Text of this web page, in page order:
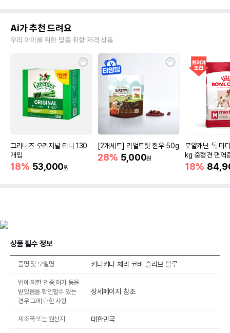
Ai가 추천 드려요
우리 아이를 위한 맞춤 취향 저격 상품
그리니즈 오리지널 티니 130
개입
18% 53,000원
[2개세트] 리얼트릿 한우 50g
28% 5,000원
로얄캐닌 독 미
kg 중형견 면역
18%
상품 필수 정보
품명 및 모델명 키니키니 체리 코비 슬리브 블루
법에 의한 인증,허가 등을
받았음을 확인할수 있는
경우 그에 대한 사항
상세페이지 참조
제조국 또는 원산지 대한민국